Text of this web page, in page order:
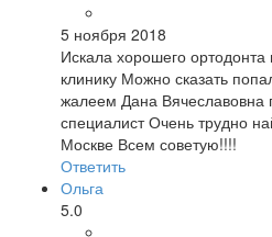
5 ноября 2018
Искала хорошего
клинику Можно сказать
жалеем Дана Вячеславовна
специалист Очень трудно
Москве Всем советую!!!!
Ответить
Ольга
5.0